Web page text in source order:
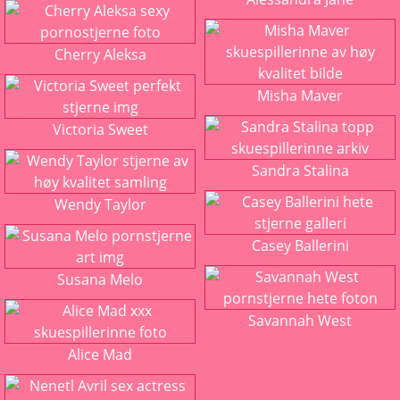
Cherry Aleksa
Victoria Sweet
Wendy Taylor
Susana Melo
Alice Mad
Misha Maver
Sandra Stalina
Casey Ballerini
Savannah West